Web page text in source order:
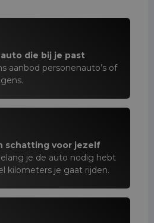
die bij je past
aanbod personenauto’s of
schatting voor jezelf
je de auto nodig hebt
kilometers je gaat rijden.